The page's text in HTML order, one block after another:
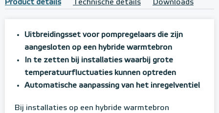
Product details Technische details Downloads
Uitbreidingsset voor pompregelaars die zijn
aangesloten op een hybride warmtebron
In te zetten bij installaties waarbij grote
temperatuurfluctuaties kunnen optreden
Automatische aanpassing van het inregelventiel
Bij installaties op een hybride warmtebron